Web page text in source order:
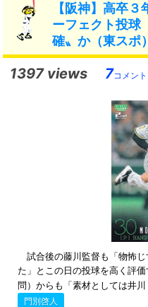
【阪神】高卒
ーフェクト投
確〟か（東スポ）
1397 views 7コメント
試合後の藤川監督も「物怖じ
た」とこの日の投球を高く評
問）からも「素材としては井
門別啓人